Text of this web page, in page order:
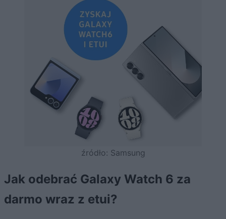
źródło: Samsung
Jak odebrać Galaxy Watch 6 za
darmo wraz z etui?